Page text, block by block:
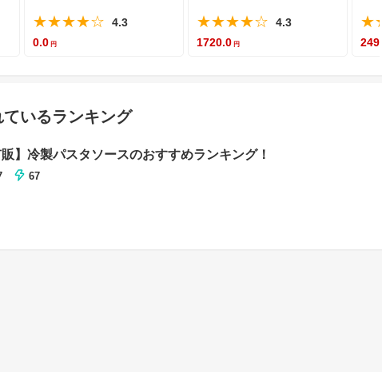
★★★★☆
4.3
0.0
★★★★☆
4.3
1720.0
いるランキング
販】冷製パスタソースのおすすめランキング！
67